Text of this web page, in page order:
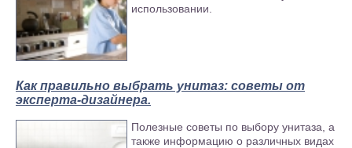
использовании.
Как правильно выбрать унитаз: советы от
эксперта-дизайнера.
Полезные советы по выбору унитаза, а
также информацию о различных видах